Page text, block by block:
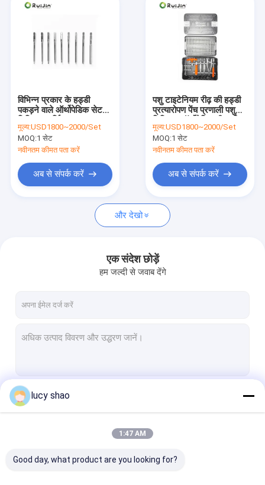
विभिन्न प्रकार के हड्डी
पकड़ने वाले ऑर्थोपेडिक सेट
मूल्य:USD1800~2000/Set
MOQ:1 सेट
नवीनतम कीमत पता करें
अब से संपर्क करें
पशु टाइटेनियम रीढ़ की हड्डी
प्रत्यारोपण पेंच प्रणाली पशु
हड्डी आंतरिक निर्धारण
उपकरण सेट
मूल्य:USD1800~2000/Set
MOQ:1 सेट
नवीनतम कीमत पता करें
अब से संपर्क करें
और देखो
एक संदेश छोड़ें
हम जल्दी से जवाब देंगे
lucy shao
1:47 AM
Good day, what product are you looking for?